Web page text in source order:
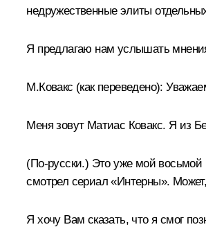
недружественные элиты
Я предлагаю нам услышать
М.Ковакс (как переведено):
Меня зовут Матиас Ковакс. Я из
(По-русски.) Это уже мой восьмой
смотрел сериал «Интерны».
Я хочу Вам сказать, что я смог